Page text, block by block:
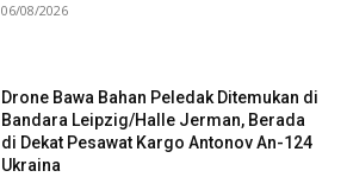
06/08/2026
Drone Bawa Bahan Peledak Ditemukan di
Bandara Leipzig/Halle Jerman, Berada
di Dekat Pesawat Kargo Antonov An-124
Ukraina